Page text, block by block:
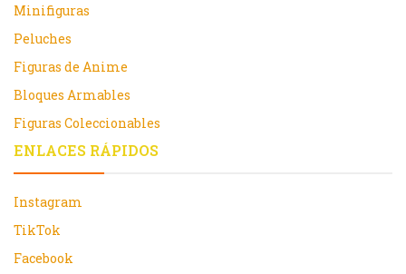
Minifiguras
Peluches
Figuras de Anime
Bloques Armables
Figuras Coleccionables
ENLACES RÁPIDOS
Instagram
TikTok
Facebook